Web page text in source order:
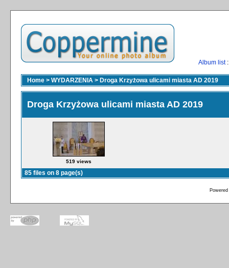
Album list
Home > WYDARZENIA > Droga Krzyżowa ulicami miasta AD 2019
Droga Krzyżowa ulicami miasta AD 2019
519 views
85 files on 8 page(s)